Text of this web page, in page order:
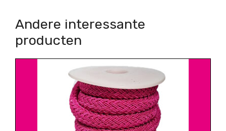
Andere interessante
producten